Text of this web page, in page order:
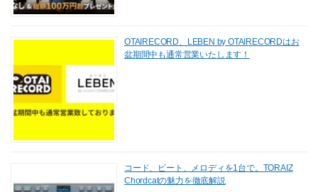
OTAIRECORD、LEBEN by OTAIRECORDはお
盆期間中も通常営業いたします！
コード、ビート、メロディを1台で。TORAIZ
Chordcatの魅力を徹底解説